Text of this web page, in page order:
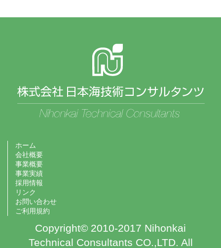
ホーム
会社概要
事業概要
事業実績
採用情報
リンク
お問い合わせ
ご利用規約
Copyright© 2010-2017 Nihonkai
Technical Consultants CO.,LTD. All